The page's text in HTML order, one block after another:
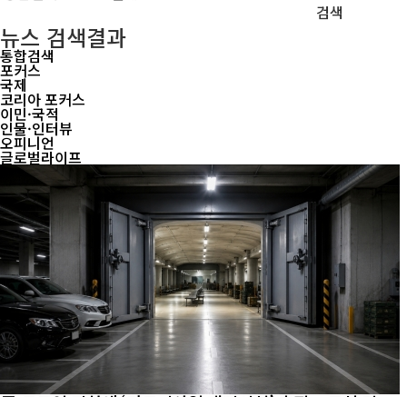
검색
뉴스 검색결과
통합검색
포커스
국제
코리아 포커스
이민·국적
인물·인터뷰
오피니언
글로벌라이프